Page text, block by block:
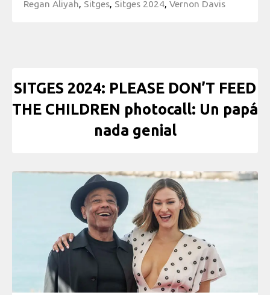
Regan Aliyah, Sitges, Sitges 2024, Vernon Davis
SITGES 2024: PLEASE DON’T FEED
THE CHILDREN photocall: Un papá
nada genial